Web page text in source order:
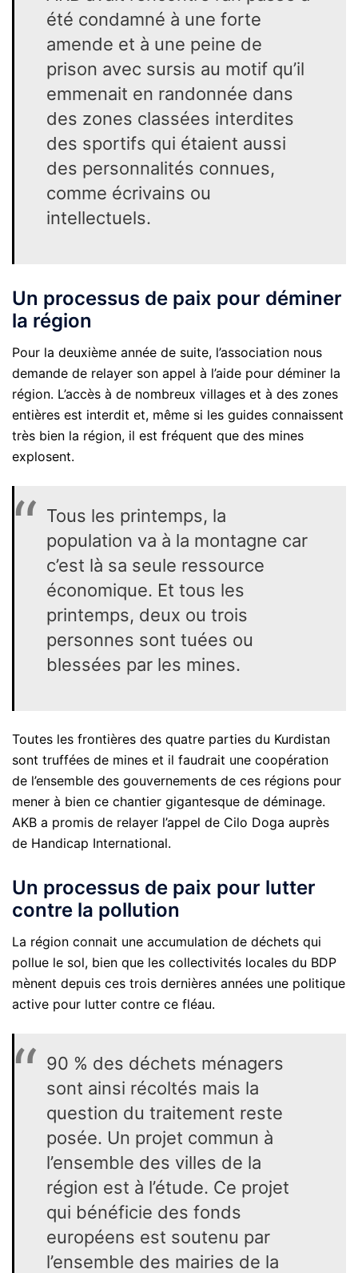
été condamné à une forte
amende et à une peine de
prison avec sursis au motif qu’il
emmenait en randonnée dans
des zones classées interdites
des sportifs qui étaient aussi
des personnalités connues,
comme écrivains ou
intellectuels.
Un processus de paix pour déminer
la région
Pour la deuxième année de suite, l’association nous
demande de relayer son appel à l’aide pour déminer la
région. L’accès à de nombreux villages et à des zones
entières est interdit et, même si les guides connaissent
très bien la région, il est fréquent que des mines
explosent.
Tous les printemps, la
population va à la montagne car
c’est là sa seule ressource
économique. Et tous les
printemps, deux ou trois
personnes sont tuées ou
blessées par les mines.
Toutes les frontières des quatre parties du Kurdistan
sont truffées de mines et il faudrait une coopération
de l’ensemble des gouvernements de ces régions pour
mener à bien ce chantier gigantesque de déminage.
AKB a promis de relayer l’appel de Cilo Doga auprès
de Handicap International.
Un processus de paix pour lutter
contre la pollution
La région connait une accumulation de déchets qui
pollue le sol, bien que les collectivités locales du BDP
mènent depuis ces trois dernières années une politique
active pour lutter contre ce fléau.
90 % des déchets ménagers
sont ainsi récoltés mais la
question du traitement reste
posée. Un projet commun à
l’ensemble des villes de la
région est à l’étude. Ce projet
qui bénéficie des fonds
européens est soutenu par
l’ensemble des mairies de la